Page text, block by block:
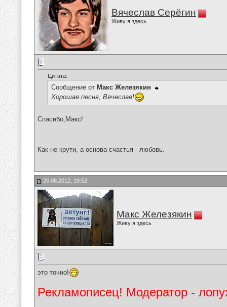
Вячеслав Серёгин
Живу я здесь
Цитата:
Сообщение от Макс Железякин
Хорошая песня, Вячеслав!
Спасибо,Макс!
Как не крути, а основа счастья - любовь.
26.08.2012, 19:52
Макс Железякин
Живу я здесь
это точно!
Рекламописец! Модератор -